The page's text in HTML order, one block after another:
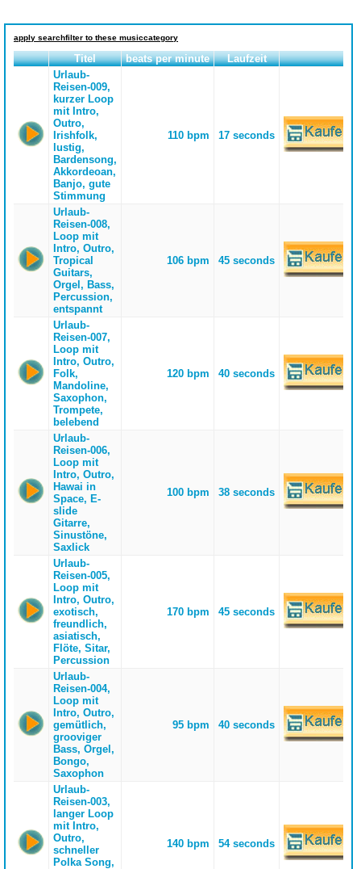
apply searchfilter to these musiccategory
Titel beats per minute
Laufzeit
Urlaub-
Reisen-009,
kurzer Loop
mit Intro,
Outro,
Irishfolk,
lustig,
Bardensong,
Akkordeoan,
Banjo, gute
Stimmung
110 bpm 17 seconds
Urlaub-
Reisen-008,
Loop mit
Intro, Outro,
Tropical
Guitars,
Orgel, Bass,
Percussion,
entspannt
106 bpm 45 seconds
Urlaub-
Reisen-007,
Loop mit
Intro, Outro,
Folk,
Mandoline,
Saxophon,
Trompete,
belebend
120 bpm 40 seconds
Urlaub-
Reisen-006,
Loop mit
Intro, Outro,
Hawai in
Space, E-
slide
Gitarre,
Sinustöne,
Saxlick
100 bpm 38 seconds
Urlaub-
Reisen-005,
Loop mit
Intro, Outro,
exotisch,
freundlich,
asiatisch,
Flöte, Sitar,
Percussion
170 bpm 45 seconds
Urlaub-
Reisen-004,
Loop mit
Intro, Outro,
gemütlich,
grooviger
Bass, Orgel,
Bongo,
Saxophon
95 bpm 40 seconds
Urlaub-
Reisen-003,
langer Loop
mit Intro,
Outro,
schneller
Polka Song,
140 bpm 54 seconds